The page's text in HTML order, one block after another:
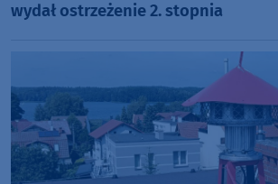
wydał ostrzeżenie 2. stopnia